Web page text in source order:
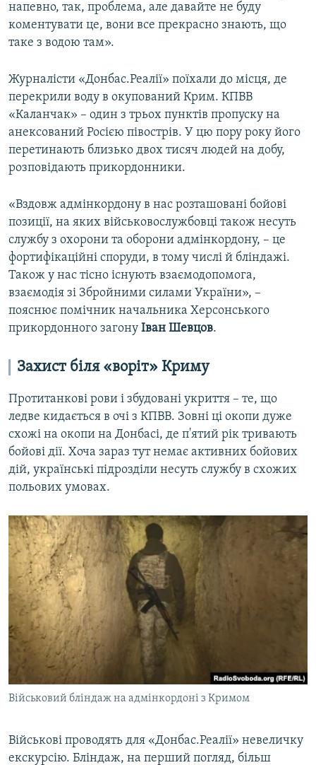
напевно, так, проблема, але давайте не буду
коментувати це, вони все прекрасно знають, що
таке з водою там».
Журналісти «Донбас.Реалії» поїхали до місця, де
перекрили воду в окупований Крим. КПВВ
«Каланчак» – один з трьох пунктів пропуску на
анексований Росією півострів. У цю пору року його
перетинають близько двох тисяч людей на добу,
розповідають прикордонники.
«Вздовж адмінкордону в нас розташовані бойові
позиції, на яких військовослужбовці також несуть
службу з охорони та оборони адмінкордону, – це
фортифікаційні споруди, в тому числі й бліндажі.
Також у нас тісно існують взаємодопомога,
взаємодія зі Збройними силами України», –
пояснює помічник начальника Херсонського
прикордонного загону Іван Шевцов.
Захист біля «воріт» Криму
Протитанкові рови і збудовані укриття – те, що
ледве кидається в очі з КПВВ. Зовні ці окопи дуже
схожі на окопи на Донбасі, де п'ятий рік тривають
бойові дії. Хоча зараз тут немає активних бойових
дій, українські підрозділи несуть службу в схожих
польових умовах.
Військовий бліндаж на адмінкордоні з Кримом
Військові проводять для «Донбас.Реалії» невеличку
екскурсію. Бліндаж, на перший погляд, більш